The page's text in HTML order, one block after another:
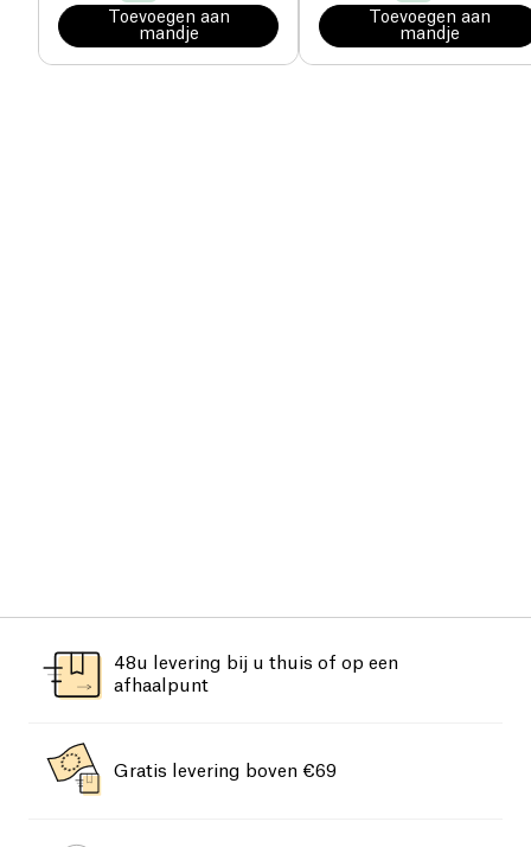
Toevoegen aan
mandje
Toevoegen aan
mandje
48u levering bij u thuis of op een
afhaalpunt
Gratis levering boven €69